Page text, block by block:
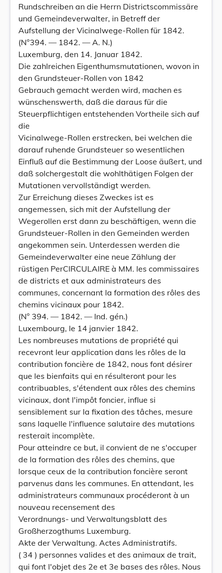
Rundschreiben an die Herrn Districtscommissäre
und Gemeindeverwalter, in Betreff der
Aufstellung der Vicinalwege-Rollen für 1842.
(N°394. — 1842. — A. N.)
Luxemburg, den 14. Januar 1842.
Die zahlreichen Eigenthumsmutationen, wovon in
den Grundsteuer-Rollen von 1842
Gebrauch gemacht werden wird, machen es
wünschenswerth, daß die daraus für die
Steuerpflichtigen entstehenden Vortheile sich auf
die
Vicinalwege-Rollen erstrecken, bei welchen die
darauf ruhende Grundsteuer so wesentlichen
Einfluß auf die Bestimmung der Loose äußert, und
daß solchergestalt die wohlthätigen Folgen der
Mutationen vervollständigt werden.
Zur Erreichung dieses Zweckes ist es
angemessen, sich mit der Aufstellung der
Wegerollen erst dann zu beschäftigen, wenn die
Grundsteuer-Rollen in den Gemeinden werden
angekommen sein. Unterdessen werden die
Gemeindeverwalter eine neue Zählung der
rüstigen PerCIRCULAIRE à MM. les commissaires
de districts et aux administrateurs des
communes, concernant la formation des rôles des
chemins vicinaux pour 1842.
(N° 394. — 1842. — Ind. gén.)
Luxembourg, le 14 janvier 1842.
Les nombreuses mutations de propriété qui
recevront leur application dans les rôles de la
contribution foncière de 1842, nous font désirer
que les bienfaits qui en résulteront pour les
contribuables, s'étendent aux rôles des chemins
vicinaux, dont l'impôt foncier, influe si
sensiblement sur la fixation des tâches, mesure
sans laquelle l'influence salutaire des mutations
resterait incomplète.
Pour atteindre ce but, il convient de ne s'occuper
de la formation des rôles des chemins, que
lorsque ceux de la contribution foncière seront
parvenus dans les communes. En attendant, les
administrateurs communaux procéderont à un
nouveau recensement des
Verordnungs- und Verwaltungsblatt des
Großherzogthums Luxemburg.
Akte der Verwaltung. Actes Administratifs.
( 34 ) personnes valides et des animaux de trait,
qui font l'objet des 2e et 3e bases des rôles. Nous